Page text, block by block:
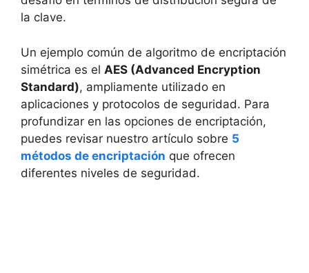
la clave.
Un ejemplo común de algoritmo de encriptación
simétrica es el AES (Advanced Encryption
Standard), ampliamente utilizado en
aplicaciones y protocolos de seguridad. Para
profundizar en las opciones de encriptación,
puedes revisar nuestro artículo sobre 5
métodos de encriptación que ofrecen
diferentes niveles de seguridad.